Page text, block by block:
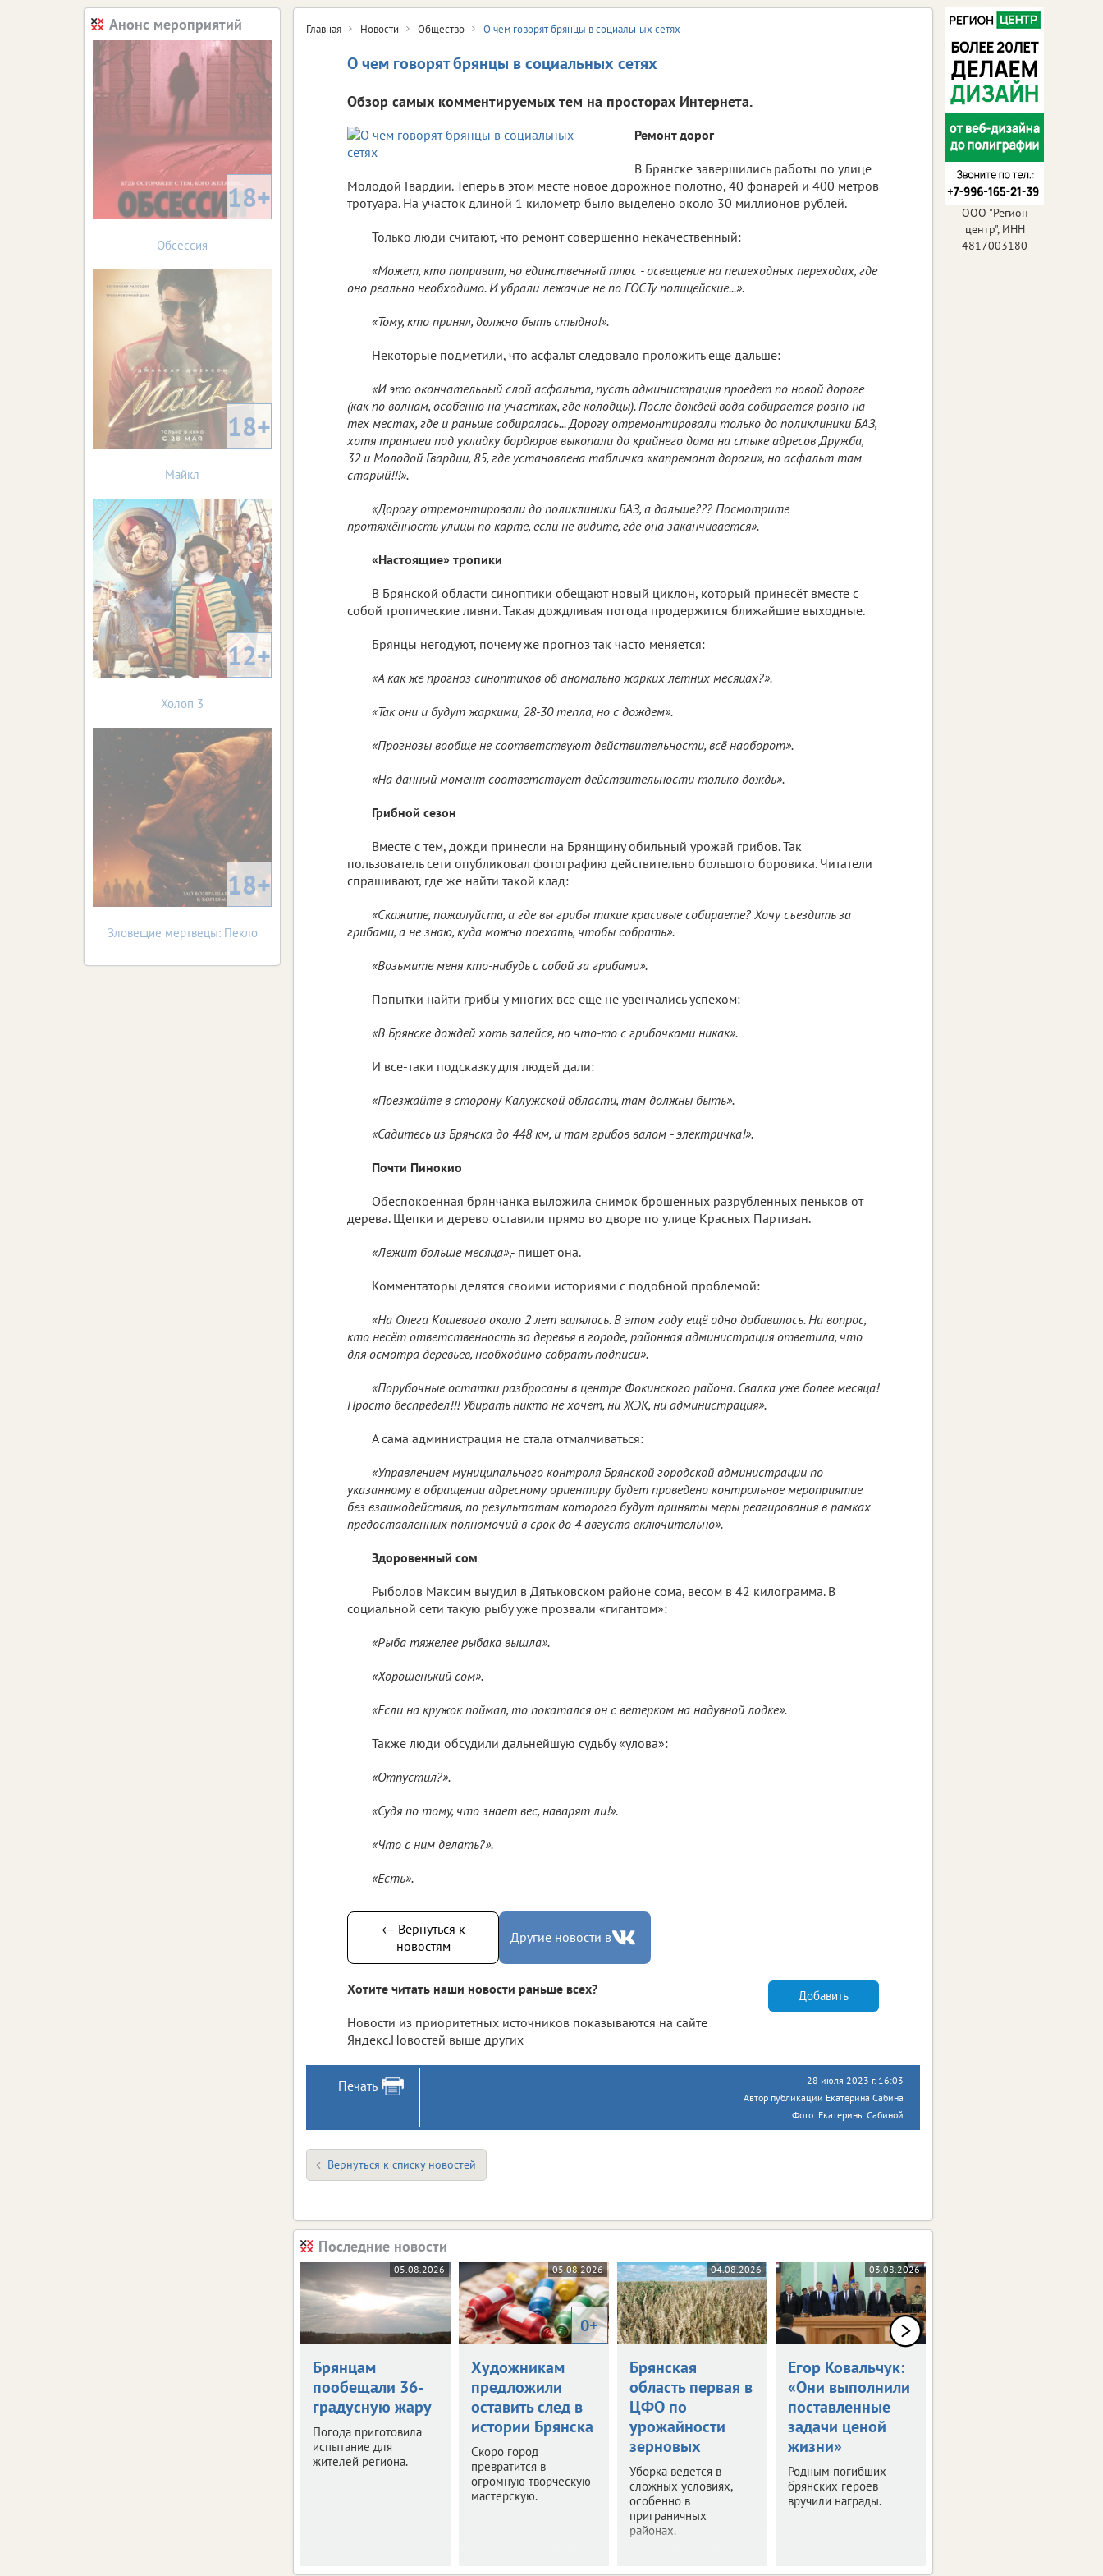
Главная Новости Общество О чем говорят брянцы в социальных сетях
О чем говорят брянцы в социальных сетях
Обзор самых комментируемых тем на просторах Интернета.
Ремонт дорог
В Брянске завершились работы по улице
Молодой Гвардии. Теперь в этом месте новое дорожное полотно, 40 фонарей и 400 метров
тротуара. На участок длиной 1 километр было выделено около 30 миллионов рублей.
Только люди считают, что ремонт совершенно некачественный:
«Может, кто поправит, но единственный плюс - освещение на пешеходных переходах, где
оно реально необходимо. И убрали лежачие не по ГОСТу полицейские...».
«Тому, кто принял, должно быть стыдно!».
Некоторые подметили, что асфальт следовало проложить еще дальше:
«И это окончательный слой асфальта, пусть администрация проедет по новой дороге
(как по волнам, особенно на участках, где колодцы). После дождей вода собирается ровно на
тех местах, где и раньше собиралась... Дорогу отремонтировали только до поликлиники БАЗ,
хотя траншеи под укладку бордюров выкопали до крайнего дома на стыке адресов Дружба,
32 и Молодой Гвардии, 85, где установлена табличка «капремонт дороги», но асфальт там
старый!!!».
«Дорогу отремонтировали до поликлиники БАЗ, а дальше??? Посмотрите
протяжённость улицы по карте, если не видите, где она заканчивается».
«Настоящие» тропики
В Брянской области синоптики обещают новый циклон, который принесёт вместе с
собой тропические ливни. Такая дождливая погода продержится ближайшие выходные.
Брянцы негодуют, почему же прогноз так часто меняется:
«А как же прогноз синоптиков об аномально жарких летних месяцах?».
«Так они и будут жаркими, 28-30 тепла, но с дождем».
«Прогнозы вообще не соответствуют действительности, всё наоборот».
«На данный момент соответствует действительности только дождь».
Грибной сезон
Вместе с тем, дожди принесли на Брянщину обильный урожай грибов. Так
пользователь сети опубликовал фотографию действительно большого боровика. Читатели
спрашивают, где же найти такой клад:
«Скажите, пожалуйста, а где вы грибы такие красивые собираете? Хочу съездить за
грибами, а не знаю, куда можно поехать, чтобы собрать».
«Возьмите меня кто-нибудь с собой за грибами».
Попытки найти грибы у многих все еще не увенчались успехом:
«В Брянске дождей хоть залейся, но что-то с грибочками никак».
И все-таки подсказку для людей дали:
«Поезжайте в сторону Калужской области, там должны быть».
«Садитесь из Брянска до 448 км, и там грибов валом - электричка!».
Почти Пинокио
Обеспокоенная брянчанка выложила снимок брошенных разрубленных пеньков от
дерева. Щепки и дерево оставили прямо во дворе по улице Красных Партизан.
«Лежит больше месяца»,- пишет она.
Комментаторы делятся своими историями с подобной проблемой:
«На Олега Кошевого около 2 лет валялось. В этом году ещё одно добавилось. На вопрос,
кто несёт ответственность за деревья в городе, районная администрация ответила, что
для осмотра деревьев, необходимо собрать подписи».
«Порубочные остатки разбросаны в центре Фокинского района. Свалка уже более месяца!
Просто беспредел!!! Убирать никто не хочет, ни ЖЭК, ни администрация».
А сама администрация не стала отмалчиваться:
«Управлением муниципального контроля Брянской городской администрации по
указанному в обращении адресному ориентиру будет проведено контрольное мероприятие
без взаимодействия, по результатам которого будут приняты меры реагирования в рамках
предоставленных полномочий в срок до 4 августа включительно».
Здоровенный сом
Рыболов Максим выудил в Дятьковском районе сома, весом в 42 килограмма. В
социальной сети такую рыбу уже прозвали «гигантом»:
«Рыба тяжелее рыбака вышла».
«Хорошенький сом».
«Если на кружок поймал, то покатался он с ветерком на надувной лодке».
Также люди обсудили дальнейшую судьбу «улова»:
«Отпустил?».
«Судя по тому, что знает вес, наварят ли!».
«Что с ним делать?».
«Есть».
← Вернуться к
новостям
Другие новости в
Хотите читать наши новости раньше всех?
Новости из приоритетных источников показываются на сайте
Яндекс.Новостей выше других
Добавить
Печать
28 июля 2023 г. 16:03
Автор публикации Екатерина Сабина
Фото: Екатерины Сабиной
Вернуться к списку новостей
Последние новости
05.08.2026
Брянцам
пообещали 36-
градусную жару
Погода приготовила
испытание для
жителей региона.
05.08.2026
0+
Художникам
предложили
оставить след в
истории Брянска
Скоро город
превратится в
огромную творческую
мастерскую.
04.08.2026
Брянская
область первая в
ЦФО по
урожайности
зерновых
Уборка ведется в
сложных условиях,
особенно в
приграничных
районах.
03.08.2026
Егор Ковальчук:
«Они выполнили
поставленные
задачи ценой
жизни»
Родным погибших
брянских героев
вручили награды.
Анонс мероприятий
18+
Обсессия
18+
Майкл
12+
Холоп 3
18+
Зловещие мертвецы: Пекло
ООО "Регион
центр", ИНН
4817003180